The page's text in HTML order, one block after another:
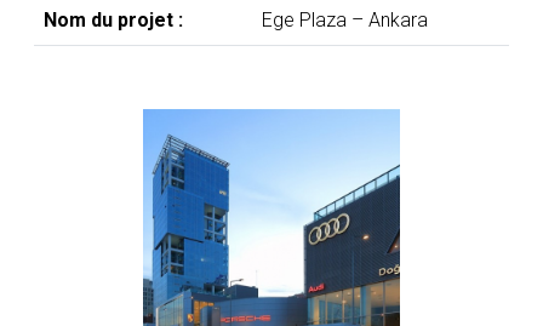
Nom du projet : Ege Plaza – Ankara